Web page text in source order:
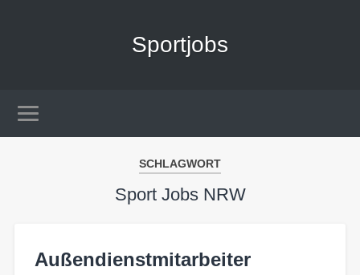
Sportjobs
SCHLAGWORT
Sport Jobs NRW
Außendienstmitarbeiter